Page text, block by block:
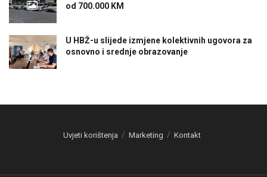
od 700.000 KM
U HBŽ-u slijede izmjene kolektivnih ugovora za
osnovno i srednje obrazovanje
Uvjeti korištenja Marketing Kontakt